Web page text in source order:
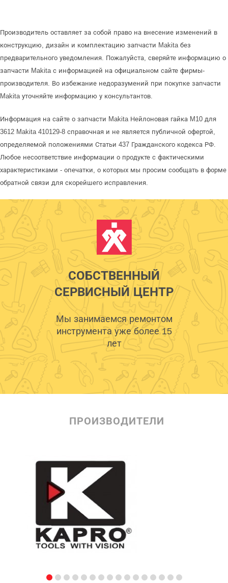
Производитель оставляет за собой право на внесение изменений в
конструкцию, дизайн и комплектацию запчасти Makita без
предварительного уведомления. Пожалуйста, сверяйте информацию о
запчасти Makita с информацией на официальном сайте фирмы-
производителя. Во избежание недоразумений при покупке запчасти
Makita уточняйте информацию у консультантов.
Информация на сайте о запчасти Makita Нейлоновая гайка M10 для
3612 Makita 410129-8 справочная и не является публичной офертой,
определяемой положениями Статьи 437 Гражданского кодекса РФ.
Любое несоответствие информации о продукте с фактическими
характеристиками - опечатки, о которых мы просим сообщать в форме
обратной связи для скорейшего исправления.
СОБСТВЕННЫЙ
СЕРВИСНЫЙ ЦЕНТР
Мы занимаемся ремонтом
инструмента уже более 15
лет
ПРОИЗВОДИТЕЛИ